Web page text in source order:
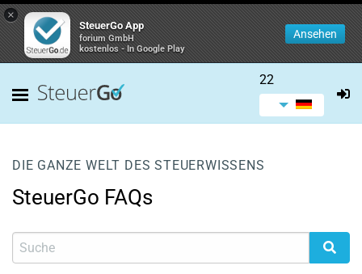
×
SteuerGo App
forium GmbH
kostenlos - In Google Play
Ansehen
22
DIE GANZE WELT DES STEUERWISSENS
SteuerGo FAQs